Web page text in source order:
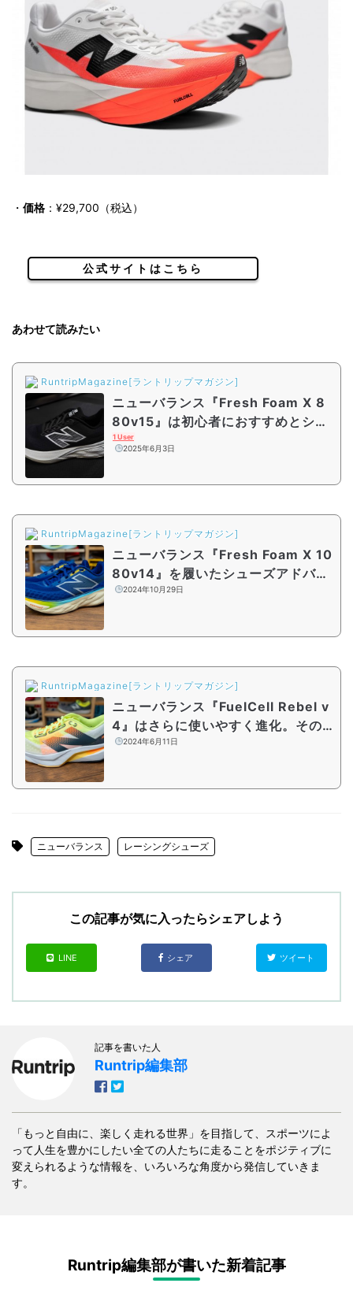
・ 価格 ：¥29,700（税込）
公式サイトはこちら
あわせて読みたい
RuntripMagazine[ラントリップマガジン]
ニューバランス『Fresh Foam X 8
80v15』は初心者におすすめとシュ
ーズアドバイザーも太鼓判！ 人気
1 User
2025年6月3日
RuntripMagazine[ラントリップマガジン]
ニューバランス『Fresh Foam X 10
80v14』を履いたシューズアドバイ
ザーの見立ては？ 「前に吸い込ま
2024年10月29日
RuntripMagazine[ラントリップマガジン]
ニューバランス『FuelCell Rebel v
4』はさらに使いやすく進化。その
性能をシューズアドバイザーがレビ
2024年6月11日
ニューバランス レーシングシューズ
この記事が気に入ったらシェアしよう
LINE シェア ツイート
記事を書いた人
Runtrip編集部
「もっと自由に、楽しく走れる世界」を目指して、スポーツによ
って人生を豊かにしたい全ての人たちに走ることをポジティブに
変えられるような情報を、いろいろな角度から発信していきま
す。
Runtrip編集部が書いた新着記事